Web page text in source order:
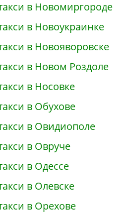
в Новомиргороде
в Новоукраинке
в Новояворовске
в Новом Роздоле
в Носовке
в Обухове
в Овидиополе
в Овруче
в Одессе
в Олевске
в Орехове